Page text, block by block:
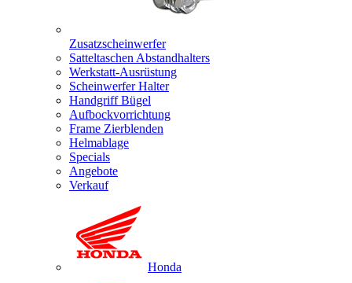
Zusatzscheinwerfer
Satteltaschen Abstandhalters
Werkstatt-Ausrüstung
Scheinwerfer Halter
Handgriff Bügel
Aufbockvorrichtung
Frame Zierblenden
Helmablage
Specials
Angebote
Verkauf
Honda